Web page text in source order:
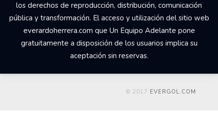
los derechos de reproducción, distribución, comunicación
pública y transformación. El acceso y utilización del sitio web
everardoherrera.com que Un Equipo Adelante pone
gratuitamente a disposición de los usuarios implica su
aceptación sin reservas.
© 2017 EVERGOL.COM